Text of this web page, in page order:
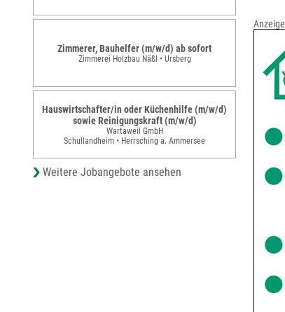
Anzeige
Zimmerer, Bauhelfer (m/w/d) ab sofort
Zimmerei Holzbau Näßl • Ursberg
Hauswirtschafter/in oder Küchenhilfe (m/w/d)
sowie Reinigungskraft (m/w/d)
Wartaweil GmbH
Schullandheim • Herrsching a. Ammersee
Weitere Jobangebote ansehen